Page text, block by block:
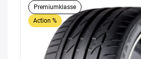
Premiumklasse
Action %